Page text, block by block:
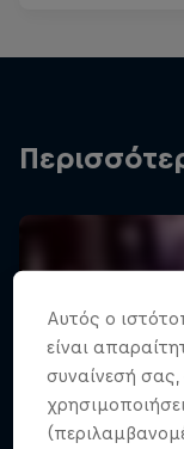
Αυτός ο
είναι
συναίνεσή